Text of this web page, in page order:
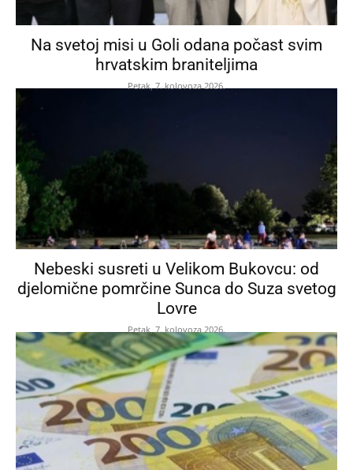
Na svetoj misi u Goli odana počast svim
hrvatskim braniteljima
Petak, 7. kolovoza 2026.
Nebeski susreti u Velikom Bukovcu: od
djelomične pomrčine Sunca do Suza svetog
Lovre
Petak, 7. kolovoza 2026.